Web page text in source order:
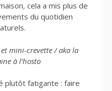
cela a mis plus de
du quotidien
et mini-crevette / aka la
à l’hosto
plutôt fatigante : faire